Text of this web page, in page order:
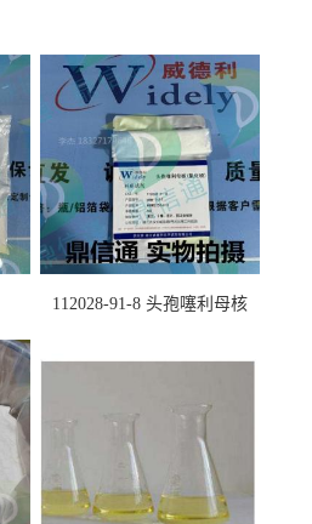
112028-91-8 头孢噻利母核